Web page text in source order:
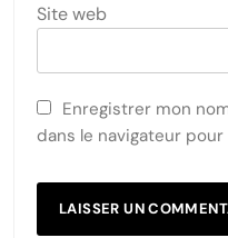
Site web
Enregistrer mon
dans le navigateur